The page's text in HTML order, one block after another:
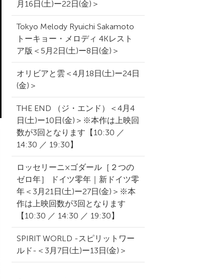
月16日(土)ー22日(金)＞
Tokyo Melody Ryuichi Sakamoto
トーキョー・メロディ 4Kレスト
ア版＜5月2日(土)ー8日(金)＞
オリビアと雲＜4月18日(土)ー24日
(金)＞
THE END （ジ・エンド）＜4月4
日(土)ー10日(金)＞※本作は上映回
数が3回となります【10:30 ／
14:30 ／ 19:30】
ロッセリーニ×ゴダール［２つの
ゼロ年］ ドイツ零年｜新ドイツ零
年＜3月21日(土)ー27日(金)＞※本
作は上映回数が3回となります
【10:30 ／ 14:30 ／ 19:30】
SPIRIT WORLD -スピリットワー
ルド-＜3月7日(土)ー13日(金)＞